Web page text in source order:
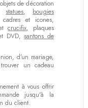
de décoration
statues, bougies
et icones,
crucifix, plaques
DVD, santons de
d’un mariage,
un cadeau
à vous offrir
jusqu'à la
du client.